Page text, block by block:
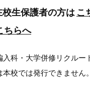
生保護者の方は こ
ちらへ
科・大学併修リクルー
校では発行できません